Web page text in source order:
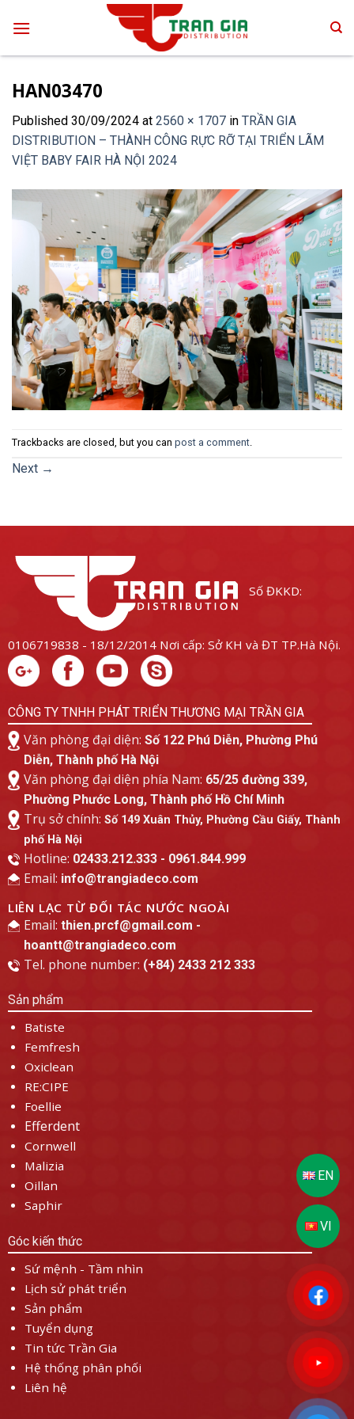
HAN03470
Published 30/09/2024 at 2560 × 1707 in TRẦN GIA
DISTRIBUTION – THÀNH CÔNG RỰC RỠ TẠI TRIỂN LÃM
VIỆT BABY FAIR HÀ NỘI 2024
Trackbacks are closed, but you can post a comment.
Next →
Số ĐKKD:
0106719838 - 18/12/2014 Nơi cấp: Sở KH và ĐT TP.Hà Nội.
CÔNG TY TNHH PHÁT TRIỂN THƯƠNG MẠI TRẦN GIA
Văn phòng đại diện: Số 122 Phú Diễn, Phường Phú
Diễn, Thành phố Hà Nội
Văn phòng đại diện phía Nam: 65/25 đường 339,
Phường Phước Long, Thành phố Hồ Chí Minh
Trụ sở chính: Số 149 Xuân Thủy, Phường Cầu Giấy, Thành
phố Hà Nội
Hotline: 02433.212.333 - 0961.844.999
Email: info@trangiadeco.com
LIÊN LẠC TỪ ĐỐI TÁC NƯỚC NGOÀI
Email: thien.prcf@gmail.com -
hoantt@trangiadeco.com
Tel. phone number: (+84) 2433 212 333
Sản phẩm
Batiste
Femfresh
Oxiclean
RE:CIPE
Foellie
Efferdent
Cornwell
Malizia
Oillan
Saphir
Góc kiến thức
Sứ mệnh - Tầm nhìn
Lịch sử phát triển
Sản phẩm
Tuyển dụng
Tin tức Trần Gia
Hệ thống phân phối
Liên hệ